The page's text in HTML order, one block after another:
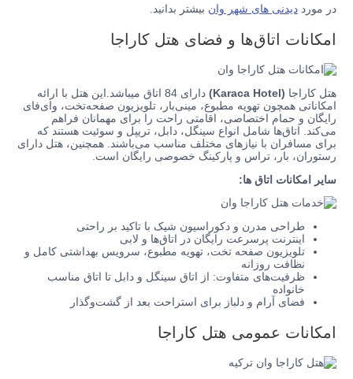
در مورددیدنی های شهر وان بیشتر بدانید.
امکانات اتاق‌ها و فضای هتل کاراجا
هتل کاراجا (Karaca Hotel)
دارای 84 اتاق میباشد.این هتل با ارائه
امکاناتی همچون تهویه مطبوع، مینی‌بار، تلویزیون صفحه‌تخت، وای‌فای
رایگان و حمام اختصاصی، اقامتی راحت را برای مهمانان فراهم
می‌کند. اتاق‌ها شامل انواع سینگل، دابل، تریپل و سوئیت هستند که
برای مسافران با نیازهای مختلف مناسب می‌باشند. همچنین، هتل دارای
رستوران، بار، تراس و پارکینگ خصوصی رایگان است.
سایر امکانات اتاق ها:
طراحی مدرن و دکوراسیون شیک با تاکید بر راحتی
اینترنت پرسرعت رایگان در اتاق‌ها و لابی
تلویزیون صفحه تخت، تهویه مطبوع، سرویس بهداشتی کامل و
نظافت روزانه
ظرفیت‌های متفاوت: از اتاق‌ سینگل و دابل تا اتاق مناسب
خانواده
فضای آرام و دلباز برای استراحت بعد از گشت‌وگذار
امکانات عمومی هتل کاراجا